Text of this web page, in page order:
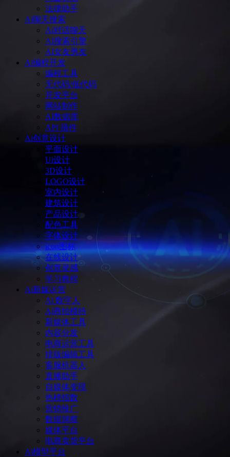
法律助手
Ai聊天搜索
Ai对话聊天
AI搜索引擎
AI女友男友
Ai编程开发
编程工具
无代码/低代码
开发平台
网站制作
AI数据库
API 插件
Ai创意设计
平面设计
Ui设计
3D设计
LOGO设计
室内设计
建筑设计
产品设计
配色工具
字体设计
icon图标
在线设计
创意灵感
学习教程
Ai新媒运营
Ai 数字人
Ai商拍模特
新媒体工具
内容分发
电商运营工具
排版编辑工具
客服机器人
直播助手
自媒体变现
热榜指数
营销推广
数据洞察
媒体平台
电商卖货平台
Ai模型平台